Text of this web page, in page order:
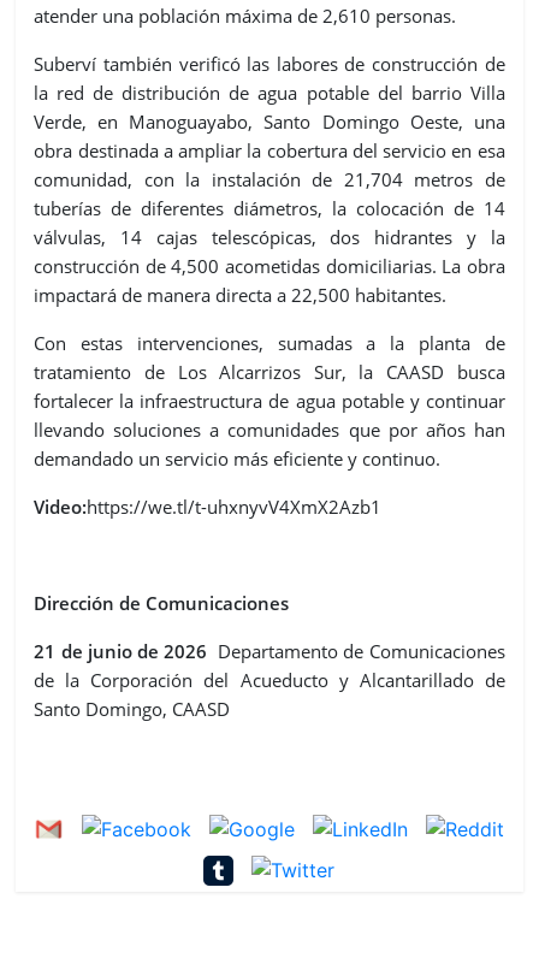
atender una población máxima de 2,610 personas.
Suberví también verificó las labores de construcción de
la red de distribución de agua potable del barrio Villa
Verde, en Manoguayabo, Santo Domingo Oeste, una
obra destinada a ampliar la cobertura del servicio en esa
comunidad, con la instalación de 21,704 metros de
tuberías de diferentes diámetros, la colocación de 14
válvulas, 14 cajas telescópicas, dos hidrantes y la
construcción de 4,500 acometidas domiciliarias. La obra
impactará de manera directa a 22,500 habitantes.
Con estas intervenciones, sumadas a la planta de
tratamiento de Los Alcarrizos Sur, la CAASD busca
fortalecer la infraestructura de agua potable y continuar
llevando soluciones a comunidades que por años han
demandado un servicio más eficiente y continuo.
Video:https://we.tl/t-uhxnyvV4XmX2Azb1
Dirección de Comunicaciones
21 de junio de 2026 Departamento de Comunicaciones
de la Corporación del Acueducto y Alcantarillado de
Santo Domingo, CAASD